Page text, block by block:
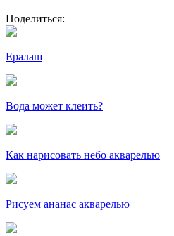
Поделиться:
Ералаш
Вода может клеить?
Как нарисовать небо акварелью
Рисуем ананас акварелью